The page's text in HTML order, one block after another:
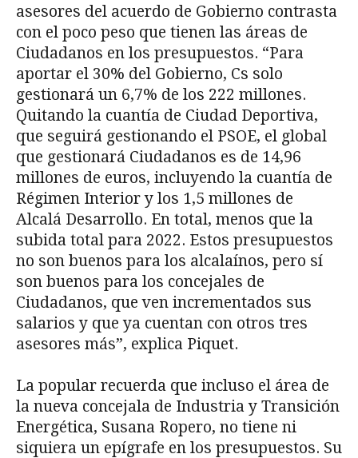
asesores del acuerdo de Gobierno contrasta
con el poco peso que tienen las áreas de
Ciudadanos en los presupuestos. “Para
aportar el 30% del Gobierno, Cs solo
gestionará un 6,7% de los 222 millones.
Quitando la cuantía de Ciudad Deportiva,
que seguirá gestionando el PSOE, el global
que gestionará Ciudadanos es de 14,96
millones de euros, incluyendo la cuantía de
Régimen Interior y los 1,5 millones de
Alcalá Desarrollo. En total, menos que la
subida total para 2022. Estos presupuestos
no son buenos para los alcalaínos, pero sí
son buenos para los concejales de
Ciudadanos, que ven incrementados sus
salarios y que ya cuentan con otros tres
asesores más”, explica Piquet.
La popular recuerda que incluso el área de
la nueva concejala de Industria y Transición
Energética, Susana Ropero, no tiene ni
siquiera un epígrafe en los presupuestos. Su